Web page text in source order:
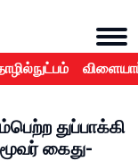
துப்பாக்கி
கைது-